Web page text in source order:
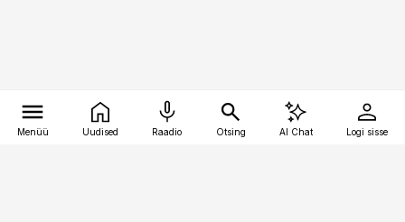
Menüü Uudised Raadio Otsing AI Chat Logi sisse